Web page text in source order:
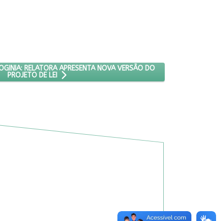
DA MISOGINIA: RELATORA APRESENTA NOVA VERSÃO DO
RELATORA APRESENTA NOVA VERSÃO DO
PROJETO DE LEI